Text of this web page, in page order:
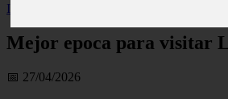
Inicio
Mejor epoca para visitar
📅 27/04/2026